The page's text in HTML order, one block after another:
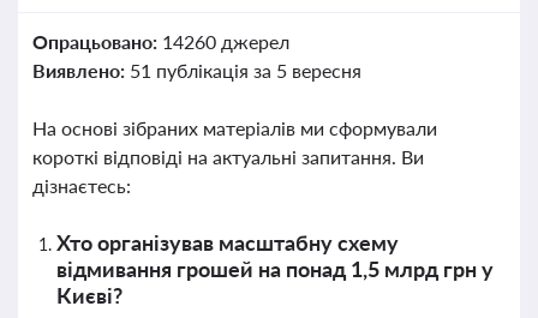
Опрацьовано: 14260 джерел
Виявлено: 51 публікація за 5 вересня
На основі зібраних матеріалів ми сформували
короткі відповіді на актуальні запитання. Ви
дізнаєтесь:
Хто організував масштабну схему
відмивання грошей на понад 1,5 млрд грн у
Києві?